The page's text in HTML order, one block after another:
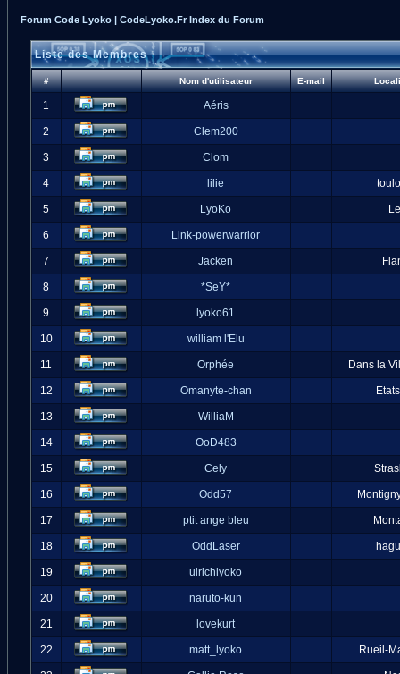
Forum Code Lyoko | CodeLyoko.Fr Index du Forum
Liste des Membres
# Nom d'utilisateur E-mail
1 Aéris
2 Clem200
3 Clom
4 lilie
5 LyoKo
6 Link-powerwarrior
7 Jacken
8 *SeY*
9 lyoko61
10 william l'Elu
11 Orphée Dans la
12 Omanyte-chan
13 WilliaM
14 OoD483
15 Cely
16 Odd57
17 ptit ange bleu
18 OddLaser
19 ulrichlyoko
20 naruto-kun
21 lovekurt
22 matt_lyoko Rueil-